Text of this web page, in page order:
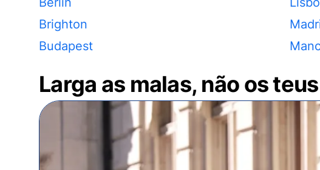
Brighton
Budapest
Larga as malas, não os